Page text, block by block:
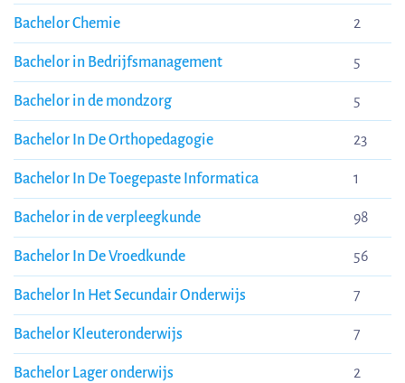
Bachelor Chemie 2
Bachelor in Bedrijfsmanagement 5
Bachelor in de mondzorg 5
Bachelor In De Orthopedagogie 23
Bachelor In De Toegepaste Informatica 1
Bachelor in de verpleegkunde 98
Bachelor In De Vroedkunde 56
Bachelor In Het Secundair Onderwijs 7
Bachelor Kleuteronderwijs 7
Bachelor Lager onderwijs 2